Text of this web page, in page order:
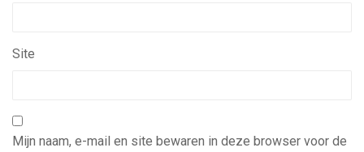
Site
Mijn naam, e-mail en site bewaren in deze browser voor de